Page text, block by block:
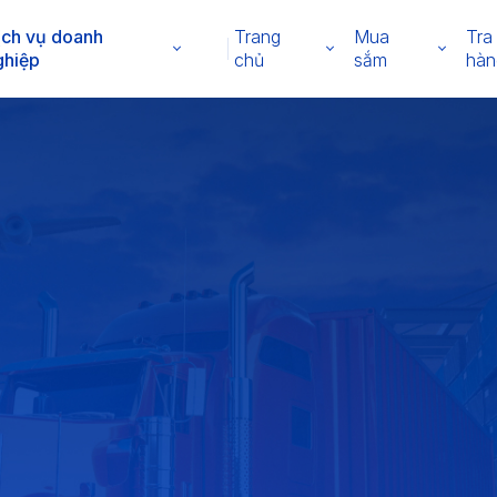
vụ doanh
Trang
chủ
Mua
sắm